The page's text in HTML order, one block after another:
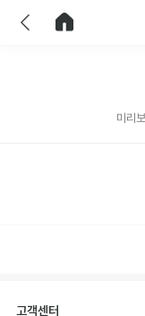
미리
고객센터